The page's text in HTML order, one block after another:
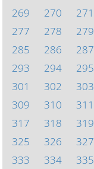
269
270 271
277
278 279
285
286 287
293
294 295
301
302 303
309
310 311
317
318 319
325
326 327
333
334 335